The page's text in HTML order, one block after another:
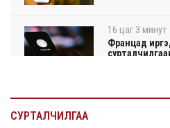
16 цаг 3 минут
Францад иргэд
16 цаг 7 минут
СУРТАЛЧИЛГАА